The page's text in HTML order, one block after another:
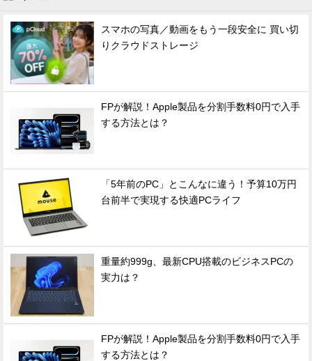
スマホの写真／動画をもう一段安全に 買い切
りクラウドストレージ
FPが解説！Apple製品を分割手数料0円で入手
する方法とは？
「5年前のPC」とこんなに違う！予算10万円
台前半で実現する快適PCライフ
重量約999g、最新CPU搭載のビジネスPCの
実力は？
FPが解説！Apple製品を分割手数料0円で入手
する方法とは？